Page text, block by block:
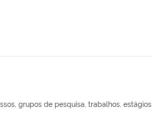
grupos de pesquisa, trabalhos, estágios,